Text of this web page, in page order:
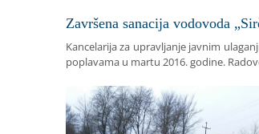
Završena sanacija vodovoda
Kancelarija za upravljanje javnim
poplavama u martu 2016. godine.